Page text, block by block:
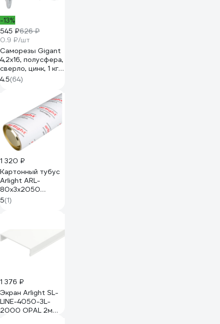
-13%
545 ₽626 ₽
0.9 ₽/шт
Саморезы Gigant
4,2x16, полусфера,
сверло, цинк, 1 кг
(примерно 607
шт) 123574
4.5(64)
1 320 ₽
Картонный тубус
Arlight ARL-
80x3х2050
021960
5(1)
1 376 ₽
Экран Arlight SL-
LINE-4050-3L-
2000 OPAL 2м